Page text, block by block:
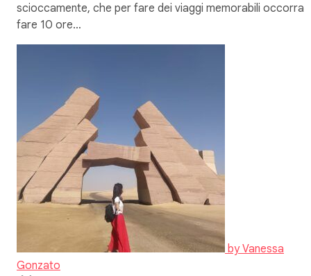
scioccamente, che per fare dei viaggi memorabili occorra
fare 10 ore…
byVanessa
Gonzato